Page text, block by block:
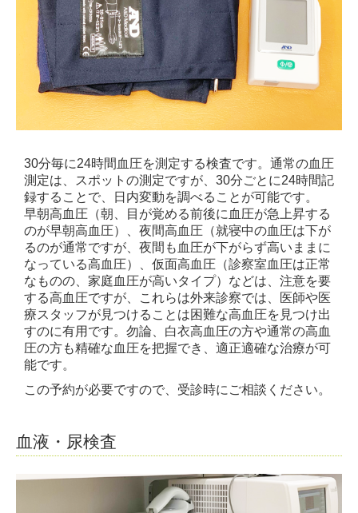
30分毎に24時間血圧を測定する検査です。通常の血圧
測定は、スポットの測定ですが、30分ごとに24時間記
録することで、日内変動を調べることが可能です。
早朝高血圧（朝、目が覚める前後に血圧が急上昇する
のが早朝高血圧）、夜間高血圧（就寝中の血圧は下が
るのが通常ですが、夜間も血圧が下がらず高いままに
なっている高血圧）、仮面高血圧（診察室血圧は正常
なものの、家庭血圧が高いタイプ）などは、注意を要
する高血圧ですが、これらは外来診察では、医師や医
療スタッフが見つけることは困難な高血圧を見つけ出
すのに有用です。勿論、白衣高血圧の方や通常の高血
圧の方も精確な血圧を把握でき、適正適確な治療が可
能です。
この予約が必要ですので、受診時にご相談ください。
血液・尿検査